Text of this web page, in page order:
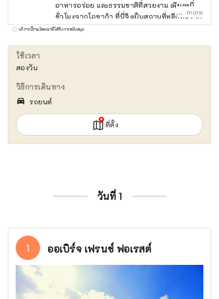
อาหารอร่อย และธรรมชาติที่สวยงาม เพียงหนึ่ง
ชั่วโมงจากโอซาก้า ที่นี่จึงเป็นสถานที่หลีกหนีจาก
เมืองที่วุ่นวายของภูมิภาคคันไซได้อย่างสมบูรณ์
more
บริการนี้รวมโฆษณาที่ได้รับการสนับสนุน
ใช้เวลา
สองวัน
วิธีการเดินทาง
directions_car_filled รถยนต์
ที่ตั้ง
วันที่ 1
1 ออเบิร์จ เฟรนช์ ฟอเรสต์